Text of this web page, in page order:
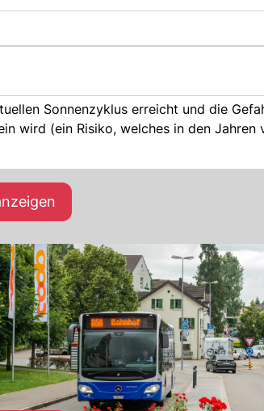
Sonnenzyklus erreicht und die
wird (ein Risiko, welches in den Jahren